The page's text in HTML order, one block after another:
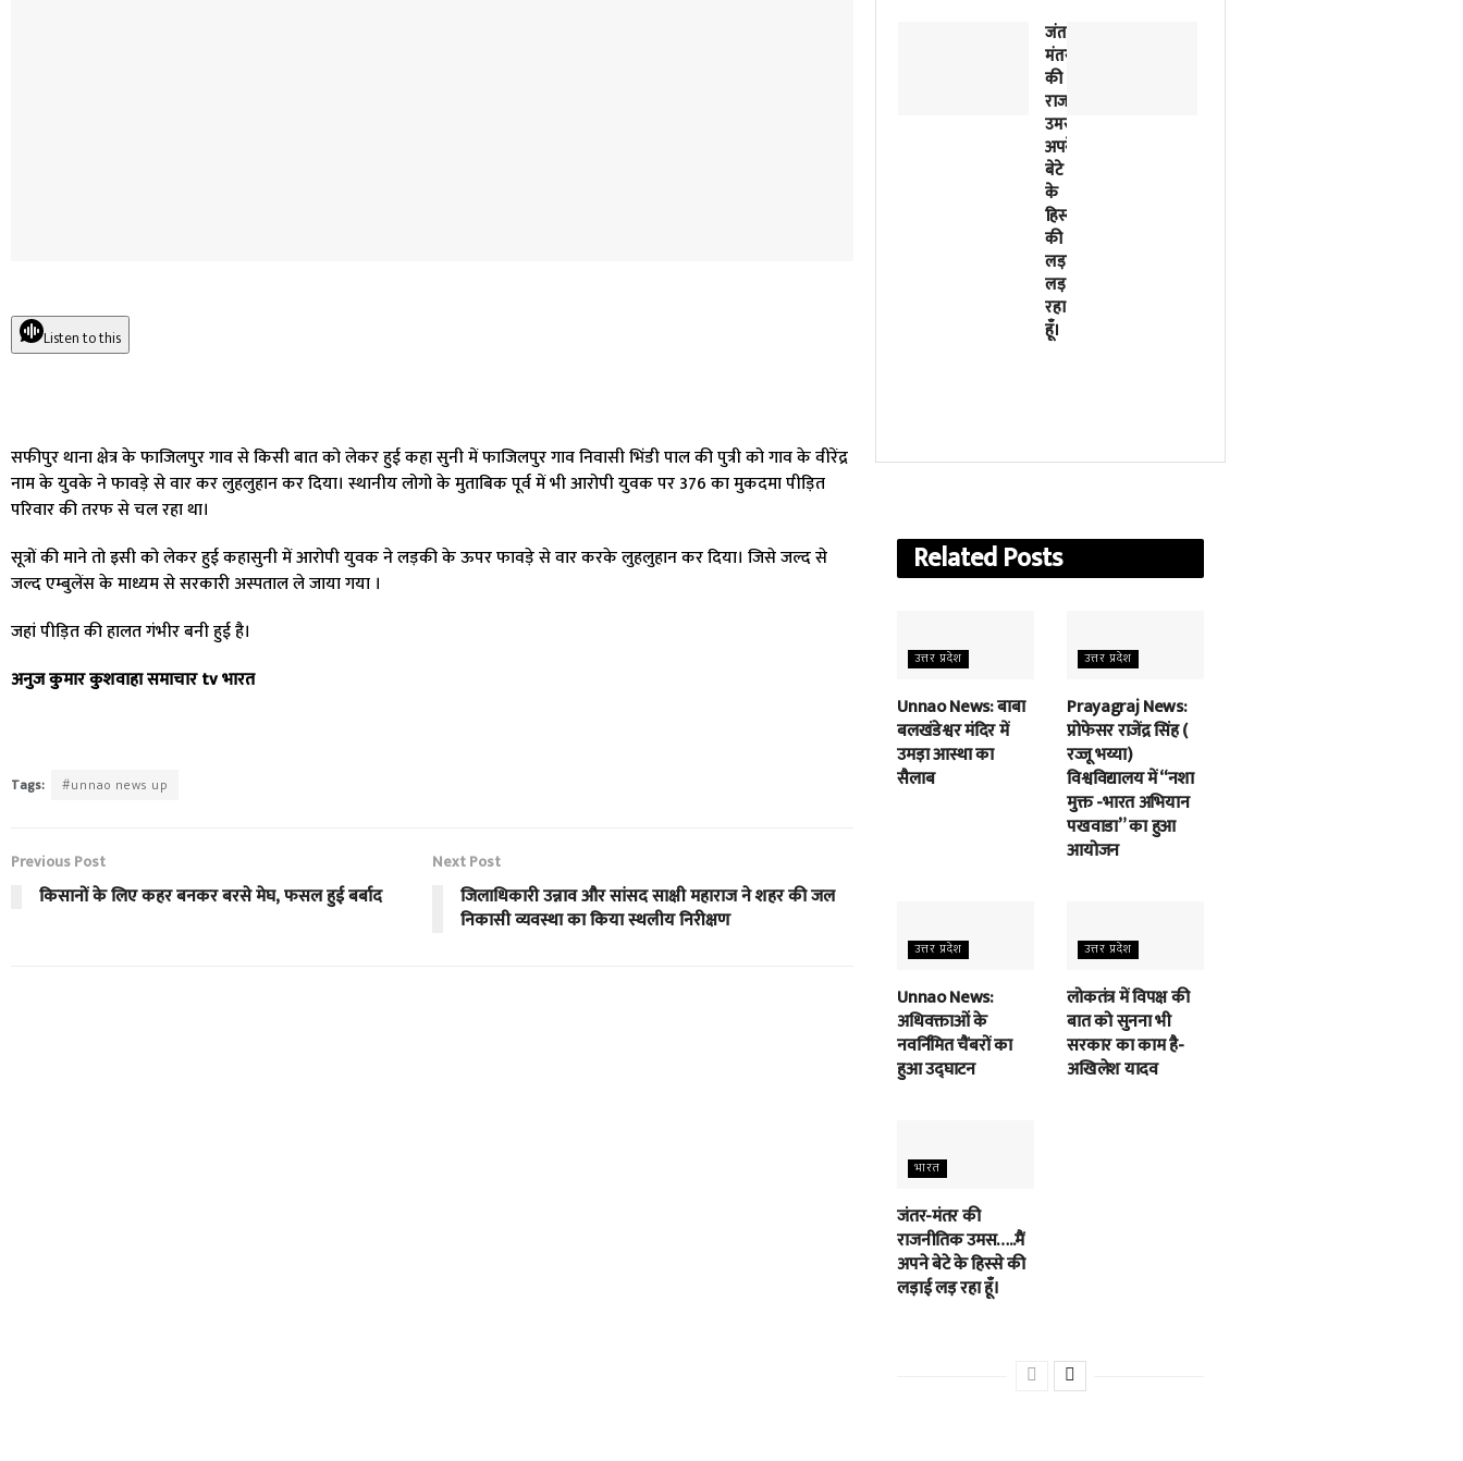
Listen to this
सफीपुर थाना क्षेत्र के फाजिलपुर गाव से किसी बात को लेकर हुई कहा सुनी में फाजिलपुर गाव निवासी भिंडी पाल की पुत्री को गाव के वीरेंद्र
नाम के युवके ने फावड़े से वार कर लुहलुहान कर दिया। स्थानीय लोगो के मुताबिक पूर्व में भी आरोपी युवक पर 376 का मुकदमा पीड़ित
परिवार की तरफ से चल रहा था।
सूत्रों की माने तो इसी को लेकर हुई कहासुनी में आरोपी युवक ने लड़की के ऊपर फावड़े से वार करके लुहलुहान कर दिया। जिसे जल्द से
जल्द एम्बुलेंस के माध्यम से सरकारी अस्पताल ले जाया गया ।
जहां पीड़ित की हालत गंभीर बनी हुई है।
अनुज कुमार कुशवाहा समाचार tv भारत
Tags: #unnao news up
Previous Post
किसानों के लिए कहर बनकर बरसे मेघ, फसल हुई बर्बाद
Next Post
जिलाधिकारी उन्नाव और सांसद साक्षी महाराज ने शहर की जल
निकासी व्यवस्था का किया स्थलीय निरीक्षण
जंतर-
मंतर
की
राजनीतिक
उमस…..मैं
अपने
बेटे
के
हिस्से
की
लड़ाई
लड़
रहा
हूँ।
RelatedPosts
उत्तर प्रदेश
Unnao News: बाबा
बलखंडेश्वर मंदिर में
उमड़ा आस्था का
सैलाब
उत्तर प्रदेश
Prayagraj News:
प्रोफेसर राजेंद्र सिंह (
रज्जू भय्या)
विश्वविद्यालय में “नशा
मुक्त -भारत अभियान
पखवाडा” का हुआ
आयोजन
उत्तर प्रदेश
Unnao News:
अधिवक्ताओं के
नवर्निमित चैंबरों का
हुआ उद्घाटन
उत्तर प्रदेश
लोकतंत्र में विपक्ष की
बात को सुनना भी
सरकार का काम है-
अखिलेश यादव
भारत
जंतर-मंतर की
राजनीतिक उमस…..मैं
अपने बेटे के हिस्से की
लड़ाई लड़ रहा हूँ।